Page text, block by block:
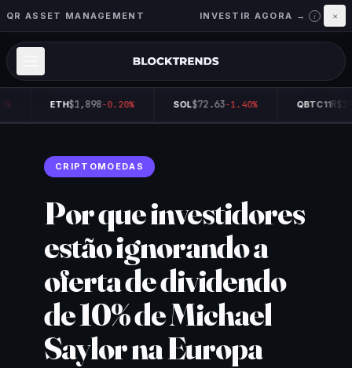
QR ASSET MANAGEMENT INVESTIR AGORA → i ×
ETH$1,898-0.20% SOL$72.63-1.40% QBTC11
CRIPTOMOEDAS
Por que investidores
estão ignorando a
oferta de dividendo
de 10% de Michael
Saylor na Europa